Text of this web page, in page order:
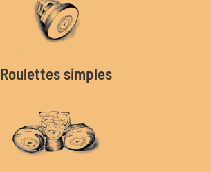
Roulettes simples